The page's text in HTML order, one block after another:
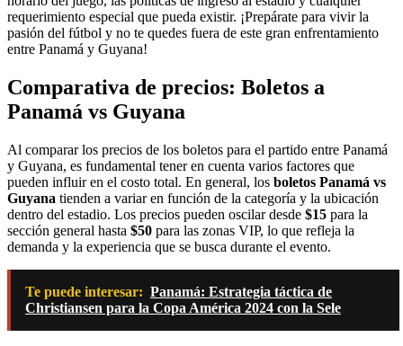
requerimiento especial que pueda existir. ¡Prepárate para vivir la
pasión del fútbol y no te quedes fuera de este gran enfrentamiento
entre Panamá y Guyana!
Comparativa de precios: Boletos a
Panamá vs Guyana
Al comparar los precios de los boletos para el partido entre Panamá
y Guyana, es fundamental tener en cuenta varios factores que
pueden influir en el costo total. En general, los boletos Panamá vs
Guyana tienden a variar en función de la categoría y la ubicación
dentro del estadio. Los precios pueden oscilar desde $15 para la
sección general hasta $50 para las zonas VIP, lo que refleja la
demanda y la experiencia que se busca durante el evento.
Te puede interesar: Panamá: Estrategia táctica de
Christiansen para la Copa América 2024 con la Sele